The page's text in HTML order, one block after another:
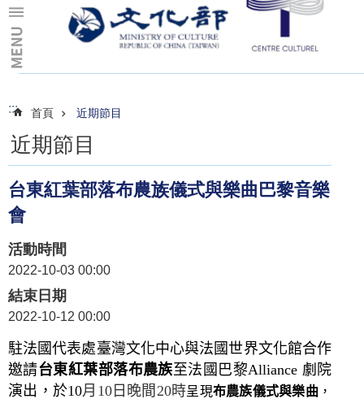
跳到主要內容區塊
:::
::: 首頁 近期節目
近期節目
台東紅葉部落布農族儀式與樂曲巴黎音樂
會
活動時間
2022-10-03 00:00
結束日期
2022-10-12 00:00
駐法國代表處臺灣文化中心與法國世界文化館合作
邀請台東紅葉部落布農族至法國巴黎Alliance 劇院
演出 ，於10月 10日晚間 20時呈現布農族儀式與樂曲 ，